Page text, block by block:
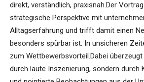
direkt, verständlich, praxisnah.Der
strategische Perspektive mit
Alltagserfahrung und trifft damit einen
besonders spürbar ist: In unsicheren
zum Wettbewerbsvorteil.Dabei
durch laute Inszenierung, sondern durch